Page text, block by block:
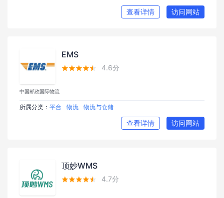
查看详情 访问网站
EMS
 4.6分
中国邮政国际物流
所属分类： 平台 物流 物流与仓储
查看详情 访问网站
顶妙WMS
 4.7分